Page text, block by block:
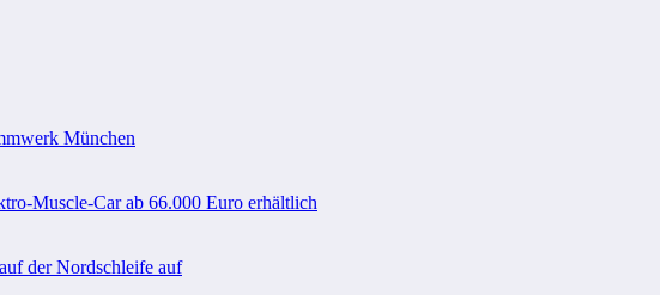
München
Muscle-Car ab 66.000 Euro erhältlich
der Nordschleife auf